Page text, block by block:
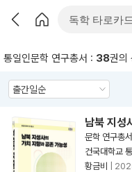
통일인문학 연구총서 : 38권의
남북 지성
문학 연구총
건국대학교
황금비